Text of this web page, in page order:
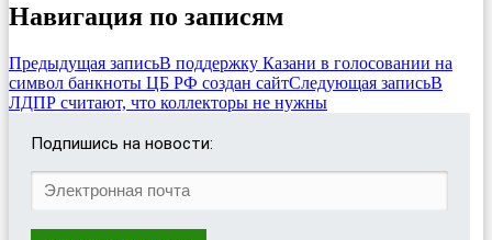
Навигация по записям
Предыдущая записьВ поддержку Казани в голосовании на
символ банкноты ЦБ РФ создан сайтСледующая записьВ
ЛДПР считают, что коллекторы не нужны
Подпишись на новости: